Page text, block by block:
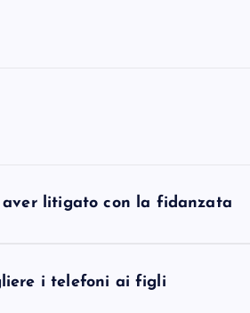
aver litigato con la fidanzata
i telefoni ai figli